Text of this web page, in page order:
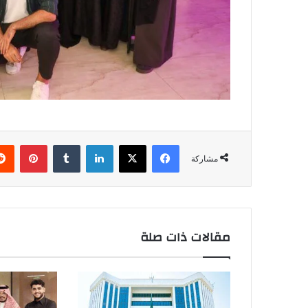
مشاركة
فيسبوك ‫X لينكدإن ‏Tumblr
مقالات ذات صلة